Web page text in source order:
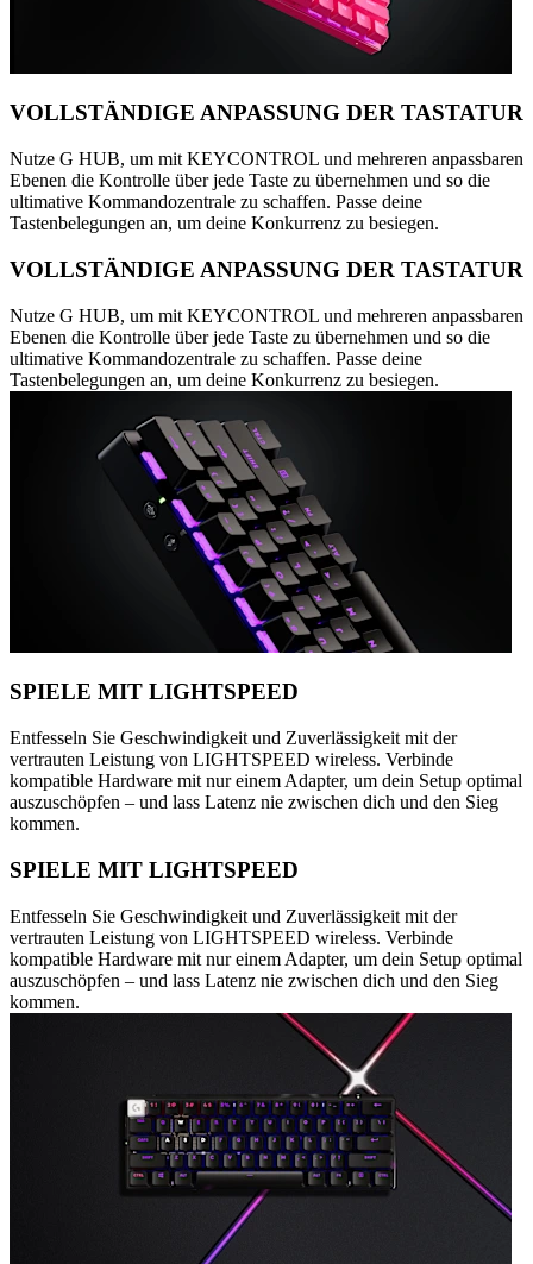
VOLLSTÄNDIGE ANPASSUNG DER TASTATUR
Nutze G HUB, um mit KEYCONTROL und mehreren anpassbaren
Ebenen die Kontrolle über jede Taste zu übernehmen und so die
ultimative Kommandozentrale zu schaffen. Passe deine
Tastenbelegungen an, um deine Konkurrenz zu besiegen.
VOLLSTÄNDIGE ANPASSUNG DER TASTATUR
Nutze G HUB, um mit KEYCONTROL und mehreren anpassbaren
Ebenen die Kontrolle über jede Taste zu übernehmen und so die
ultimative Kommandozentrale zu schaffen. Passe deine
Tastenbelegungen an, um deine Konkurrenz zu besiegen.
SPIELE MIT LIGHTSPEED
Entfesseln Sie Geschwindigkeit und Zuverlässigkeit mit der
vertrauten Leistung von LIGHTSPEED wireless. Verbinde
kompatible Hardware mit nur einem Adapter, um dein Setup optimal
auszuschöpfen – und lass Latenz nie zwischen dich und den Sieg
kommen.
SPIELE MIT LIGHTSPEED
Entfesseln Sie Geschwindigkeit und Zuverlässigkeit mit der
vertrauten Leistung von LIGHTSPEED wireless. Verbinde
kompatible Hardware mit nur einem Adapter, um dein Setup optimal
auszuschöpfen – und lass Latenz nie zwischen dich und den Sieg
kommen.